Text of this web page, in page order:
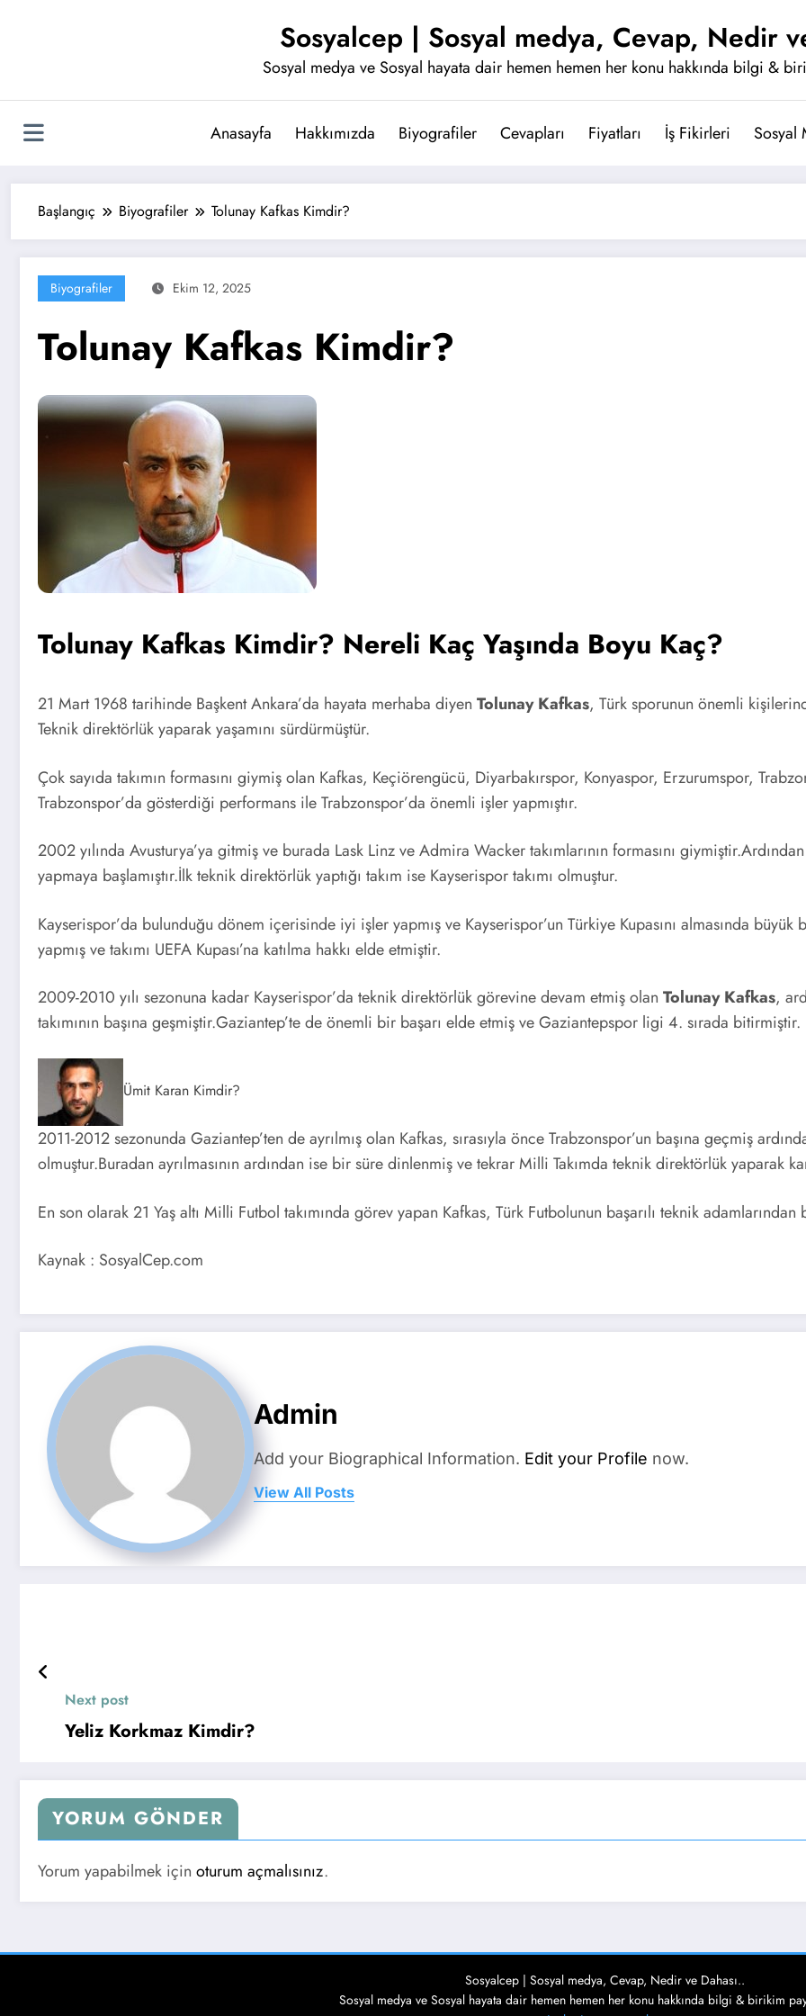
Sosyalcep | Sosyal medya, Cevap, Nedir
Sosyal medya ve Sosyal hayata dair hemen hemen her konu hakkında bilgi &
Anasayfa Hakkımızda Biyografiler Cevapları Fiyatları İş Fikirleri Sosyal
Başlangıç Biyografiler Tolunay Kafkas Kimdir?
Biyografiler Ekim 12, 2025
Tolunay Kafkas Kimdir?
Tolunay Kafkas Kimdir? Nereli Kaç Yaşında Boyu Kaç?
21 Mart 1968 tarihinde Başkent Ankara’da hayata merhaba diyen Tolunay Kafkas, Türk sporunun önemli
Teknik direktörlük yaparak yaşamını sürdürmüştür.
Çok sayıda takımın formasını giymiş olan Kafkas, Keçiörengücü, Diyarbakırspor, Konyaspor, Erzurumspor,
Trabzonspor’da gösterdiği performans ile Trabzonspor’da önemli işler yapmıştır.
2002 yılında Avusturya’ya gitmiş ve burada Lask Linz ve Admira Wacker takımlarının formasını
yapmaya başlamıştır.İlk teknik direktörlük yaptığı takım ise Kayserispor takımı olmuştur.
Kayserispor’da bulunduğu dönem içerisinde iyi işler yapmış ve Kayserispor’un Türkiye Kupasını almasında
yapmış ve takımı UEFA Kupası’na katılma hakkı elde etmiştir.
2009-2010 yılı sezonuna kadar Kayserispor’da teknik direktörlük görevine devam etmiş olan Tolunay Kafkas,
takımının başına geşmiştir.Gaziantep’te de önemli bir başarı elde etmiş ve Gaziantepspor ligi 4. sırada bitirmiştir.
Ümit Karan Kimdir?
2011-2012 sezonunda Gaziantep’ten de ayrılmış olan Kafkas, sırasıyla önce Trabzonspor’un başına geçmiş
olmuştur.Buradan ayrılmasının ardından ise bir süre dinlenmiş ve tekrar Milli Takımda teknik direktörlük yaparak
En son olarak 21 Yaş altı Milli Futbol takımında görev yapan Kafkas, Türk Futbolunun başarılı teknik
Kaynak : SosyalCep.com
Admin
Add your Biographical Information. Edit your Profile now.
View All Posts
Next post
Yeliz Korkmaz Kimdir?
YORUM GÖNDER
Yorum yapabilmek için oturum açmalısınız.
Sosyalcep | Sosyal medya, Cevap, Nedir ve Dahası..
Sosyal medya ve Sosyal hayata dair hemen hemen her konu hakkında bilgi & birikim